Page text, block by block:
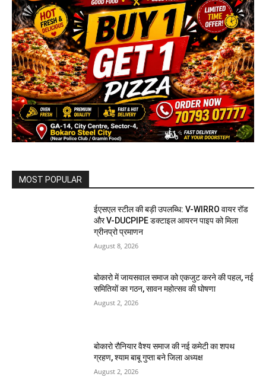
MOST POPULAR
ईएसएल स्टील की बड़ी उपलब्धि: V-WIRRO वायर रॉड
और V-DUCPIPE डक्टाइल आयरन पाइप को मिला
ग्रीनप्रो प्रमाणन
August 8, 2026
बोकारो में जायसवाल समाज को एकजुट करने की पहल, नई
समितियों का गठन, सावन महोत्सव की घोषणा
August 2, 2026
बोकारो रौनियार वैश्य समाज की नई कमेटी का शपथ
ग्रहण, श्याम बाबू गुप्ता बने जिला अध्यक्ष
August 2, 2026